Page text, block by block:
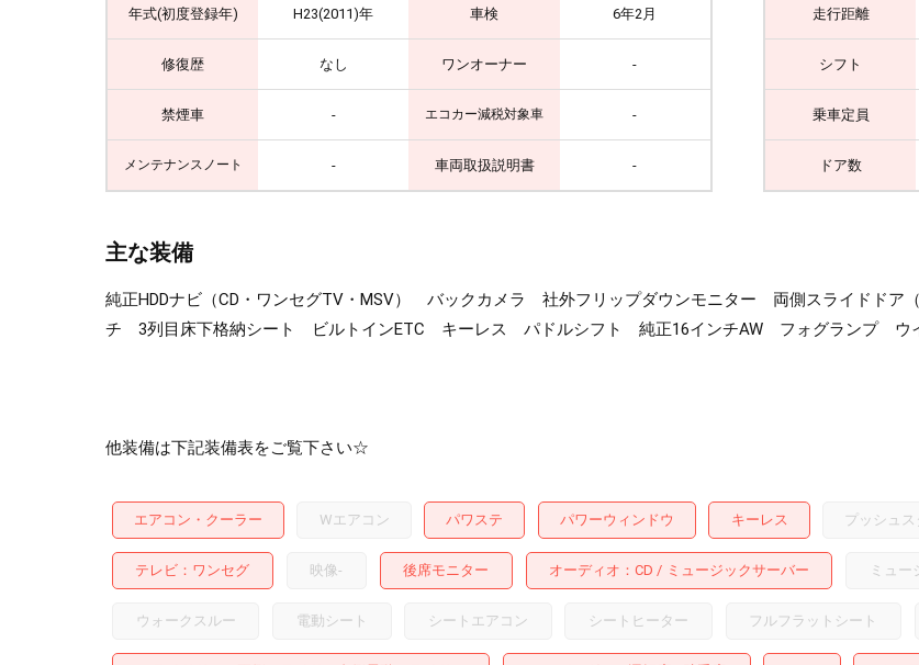
年式(初度登録年) H23(2011)年 車検 6年2月
修復歴 なし ワンオーナー -
禁煙車 - エコカー減税対象車 -
メンテナンスノート - 車両取扱説明書 -
走行距離
シフト
乗車定員
ドア数
主な装備
純正HDDナビ（CD・ワンセグTV・MSV） バックカメラ 社外フリップダウンモニター 両側スライドド
チ 3列目床下格納シート ビルトインETC キーレス パドルシフト 純正16インチAW フォグランプ ウ
他装備は下記装備表をご覧下さい☆
エアコン・クーラー Wエアコン パワステ パワーウィンドウ キーレス プッシュス
テレビ ワンセグ 映像- 後席モニター オーディオ CD ミュージックサーバー ミュー
ウォークスルー 電動シート シートエアコン シートヒーター フルフラットシート